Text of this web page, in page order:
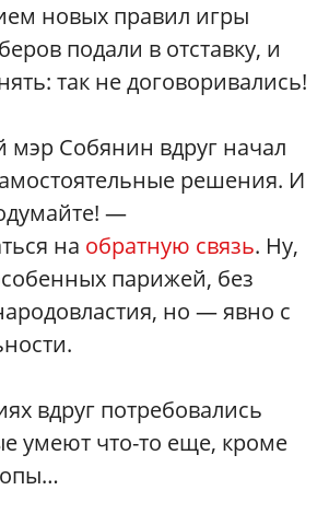
новых правил игры
подали в отставку, и
так не договоривались!
мэр Собянин вдруг начал
решения. И
—
на обратную связь. Ну,
парижей, без
но — явно с
вдруг потребовались
умеют что-то еще, кроме